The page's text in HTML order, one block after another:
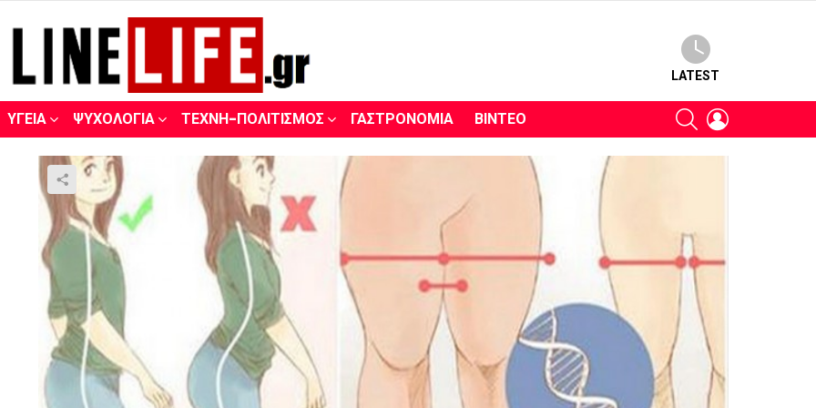
LATEST
ΥΓΕΊΑ ΨΥΧΟΛΟΓΊΑ ΤΈΧΝΗ-ΠΟΛΙΤΙΣΜΌΣ ΓΑΣΤΡΟΝΟΜΊΑ ΒΊΝΤΕΟ SEARCH